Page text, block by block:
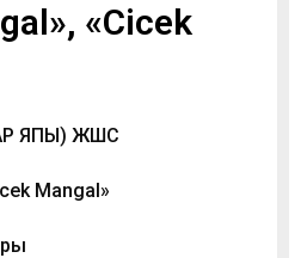
«Cicek
ЯПЫ) ЖШС
Mangal»